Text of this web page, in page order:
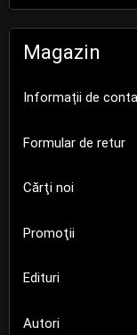
Magazin
Informații de
Formular de retur
Cărţi noi
Promoţii
Edituri
Autori